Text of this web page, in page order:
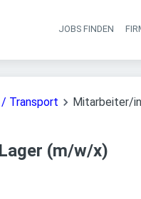
JOBS FINDEN
Transport Mitarbeiter/
(m/w/x)